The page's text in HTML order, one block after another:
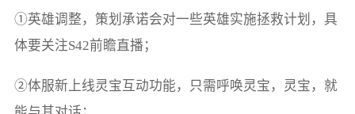
①英雄调整，策划承诺会对一些英雄实施拯救计划，具
体要关注S42前瞻直播；
②体服新上线灵宝互动功能，只需呼唤灵宝，灵宝，就